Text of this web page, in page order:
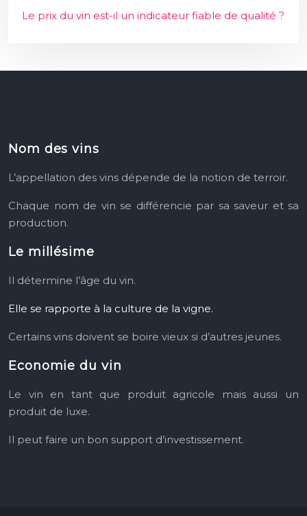
Le prix du vin est-il un indicateur fiable de qualité ?
Nom des vins
L’appellation des vins dépende de la notion de terroir.
Chaque nom de vin se différencie par sa saveur et sa
production.
Le millésime
Il détermine l’âge du vin.
Elle se rapporte à la culture de la vigne.
Certains vins doivent se boire vieux si d’autres jeunes.
Economie du vin
Le vin en tant que produit agricole mais aussi un
produit de luxe.
Il peut faire un bon support d’investissement.